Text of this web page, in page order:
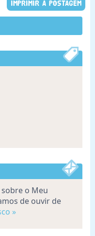
IMPRIMIR A POSTAGEM
o Meu
de ouvir de
»